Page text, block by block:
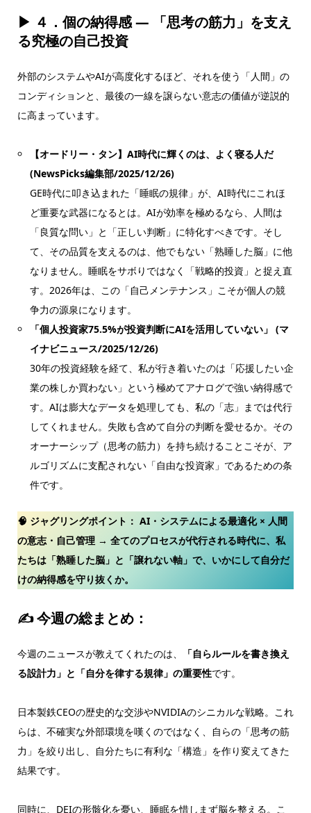
▶ ４． 個の納得感 — 「思考の筋力」を支え
る究極の自己投資
外部のシステムやAIが高度化するほど、それを使う「人間」の
コンディションと、最後の一線を譲らない意志の価値が逆説的
に高まっています。
【オードリー・タン】AI時代に輝くのは、よく寝る人だ
(NewsPicks編集部/2025/12/26)
GE時代に叩き込まれた「睡眠の規律」が、AI時代にこれほ
ど重要な武器になるとは。AIが効率を極めるなら、人間は
「良質な問い」と「正しい判断」に特化すべきです。そし
て、その品質を支えるのは、他でもない「熟睡した脳」に他
なりません。睡眠をサボりではなく「戦略的投資」と捉え直
す。2026年は、この「自己メンテナンス」こそが個人の競
争力の源泉になります。
「個人投資家75.5%が投資判断にAIを活用していない」 (マ
イナビニュース/2025/12/26)
30年の投資経験を経て、私が行き着いたのは「応援したい企
業の株しか買わない」という極めてアナログで強い納得感で
す。AIは膨大なデータを処理しても、私の「志」までは代行
してくれません。失敗も含めて自分の判断を愛せるか。その
オーナーシップ（思考の筋力）を持ち続けることこそが、ア
ルゴリズムに支配されない「自由な投資家」であるための条
件です。
🧠 ジャグリングポイント： AI・システムによる最適化 × 人間
の意志・自己管理 → 全てのプロセスが代行される時代に、私
たちは「熟睡した脳」と「譲れない軸」で、いかにして自分だ
けの納得感を守り抜くか。
✍ 今週の総まとめ：
今週のニュースが教えてくれたのは、
「自らルールを書き換え
る設計力」と「自分を律する規律」の重要性です。
日本製鉄CEOの歴史的な交渉やNVIDIAのシニカルな戦略。これ
らは、不確実な外部環境を嘆くのではなく、自らの「思考の筋
力」を絞り出し、自分たちに有利な「構造」を作り変えてきた
結果です。
同時に、DEIの形骸化を憂い、睡眠を惜しまず脳を整える。こ